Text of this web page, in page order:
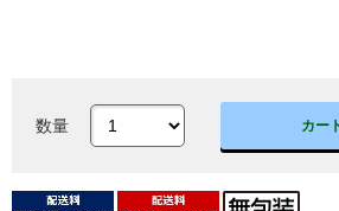
数量 カー